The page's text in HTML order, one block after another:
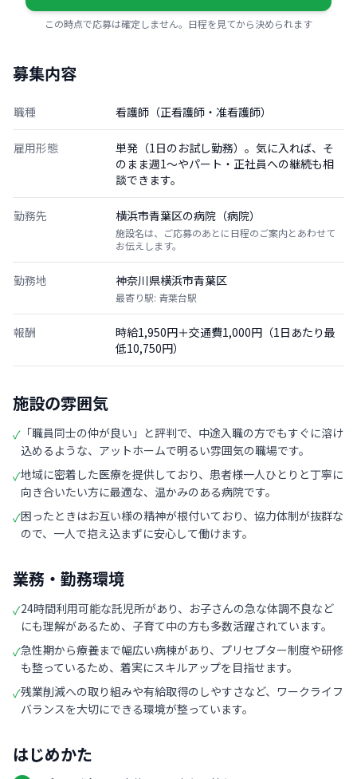
この時点で応募は確定しません。日程を見てから決められます
募集内容
職種 看護師（正看護師・准看護師）
雇用形態
単発（1日のお試し勤務）。気に入れば、そ
のまま週1〜やパート・正社員への継続も相
談できます。
勤務先 横浜市青葉区の病院（病院）
施設名は、ご応募のあとに日程のご案内とあわせて
お伝えします。
勤務地 神奈川県横浜市青葉区
最寄り駅: 青葉台駅
報酬
時給1,950円＋交通費1,000円（1日あたり最
低10,750円）
施設の雰囲気
✓ 「職員同士の仲が良い」と評判で、中途入職の方でもすぐに溶け
込めるような、アットホームで明るい雰囲気の職場です。
✓地域に密着した医療を提供しており、患者様一人ひとりと丁寧に
向き合いたい方に最適な、温かみのある病院です。
✓困ったときはお互い様の精神が根付いており、協力体制が抜群な
ので、一人で抱え込まずに安心して働けます。
業務・勤務環境
✓24時間利用可能な託児所があり、お子さんの急な体調不良など
にも理解があるため、子育て中の方も多数活躍されています。
✓急性期から療養まで幅広い病棟があり、プリセプター制度や研修
も整っているため、着実にスキルアップを目指せます。
✓残業削減への取り組みや有給取得のしやすさなど、ワークライフ
バランスを大切にできる環境が整っています。
はじめかた